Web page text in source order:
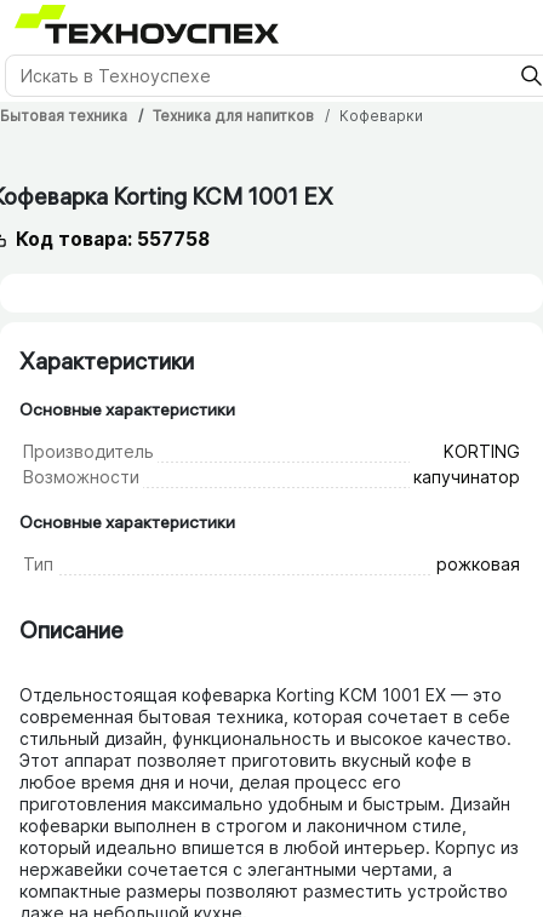
Бытовая техника Техника для напитков Кофеварки
Korting KCM 1001 EX
Код товара: 557758
Характеристики
Основные характеристики
Производитель
KORTING
Возможности
капучинатор
Основные характеристики
Тип рожковая
Описание
Отдельностоящая кофеварка Korting KCM 1001 EX — это
современная бытовая техника, которая сочетает в себе
стильный дизайн, функциональность и высокое качество.
Этот аппарат позволяет приготовить вкусный кофе в
любое время дня и ночи, делая процесс его
приготовления максимально удобным и быстрым. Дизайн
кофеварки выполнен в строгом и лаконичном стиле,
который идеально впишется в любой интерьер. Корпус из
нержавейки сочетается с элегантными чертами, а
компактные размеры позволяют разместить устройство
даже на небольшой кухне.